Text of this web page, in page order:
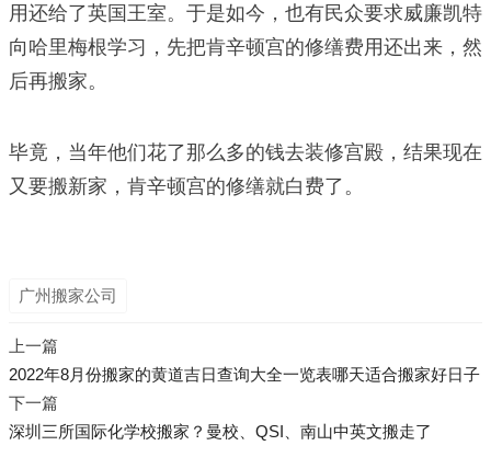
用还给了英国王室。于是如今，也有民众要求威廉凯特
向哈里梅根学习，先把肯辛顿宫的修缮费用还出来，然
后再搬家。
毕竟，当年他们花了那么多的钱去装修宫殿，结果现在
又要搬新家，肯辛顿宫的修缮就白费了。
广州搬家公司
上一篇
2022年8月份搬家的黄道吉日查询大全一览表哪天适合搬家好日子
下一篇
深圳三所国际化学校搬家？曼校、QSI、南山中英文搬走了